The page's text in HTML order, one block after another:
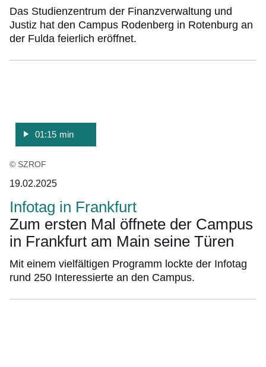
Das Studienzentrum der Finanzverwaltung und
Justiz hat den Campus Rodenberg in Rotenburg an
der Fulda feierlich eröffnet.
Sekunden
01:15 min
© SZROF
19.02.2025
Infotag in Frankfurt
Zum ersten Mal öffnete der Campus
in Frankfurt am Main seine Türen
Mit einem vielfältigen Programm lockte der Infotag
rund 250 Interessierte an den Campus.